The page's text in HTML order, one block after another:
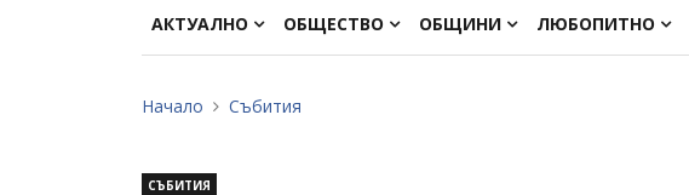
АКТУАЛНО ОБЩЕСТВО ОБЩИНИ ЛЮБОПИТНО
Начало Събития
СЪБИТИЯ